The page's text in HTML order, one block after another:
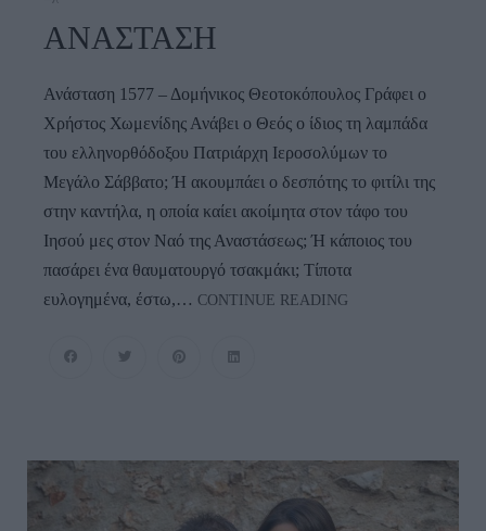
ΑΝΑΣΤΑΣΗ
Ανάσταση 1577 – Δομήνικος Θεοτοκόπουλος Γράφει ο
Χρήστος Χωμενίδης Ανάβει ο Θεός ο ίδιος τη λαμπάδα
του ελληνορθόδοξου Πατριάρχη Ιεροσολύμων το
Μεγάλο Σάββατο; Ή ακουμπάει ο δεσπότης το φιτίλι της
στην καντήλα, η οποία καίει ακοίμητα στον τάφο του
Ιησού μες στον Ναό της Αναστάσεως; Ή κάποιος του
πασάρει ένα θαυματουργό τσακμάκι; Τίποτα
ευλογημένα, έστω,… CONTINUE READING